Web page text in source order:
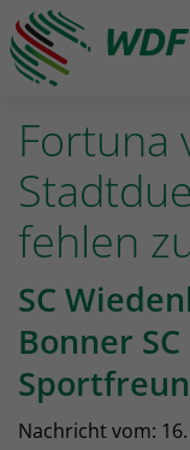
Fortuna
fehlen
SC
Bonner
Nachricht vom: